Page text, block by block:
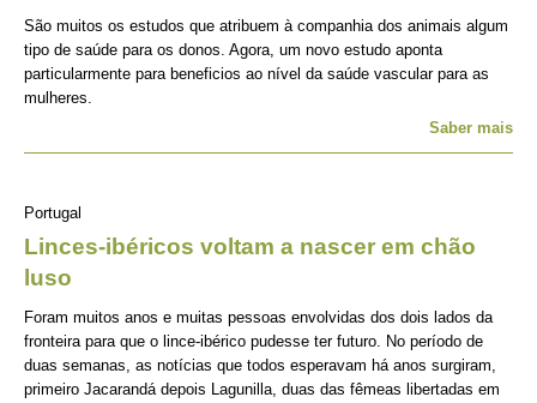
São muitos os estudos que atribuem à companhia dos animais algum
tipo de saúde para os donos. Agora, um novo estudo aponta
particularmente para beneficios ao nível da saúde vascular para as
mulheres.
Saber mais
Portugal
Linces-ibéricos voltam a nascer em chão
luso
Foram muitos anos e muitas pessoas envolvidas dos dois lados da
fronteira para que o lince-ibérico pudesse ter futuro. No período de
duas semanas, as notícias que todos esperavam há anos surgiram,
primeiro Jacarandá depois Lagunilla, duas das fêmeas libertadas em